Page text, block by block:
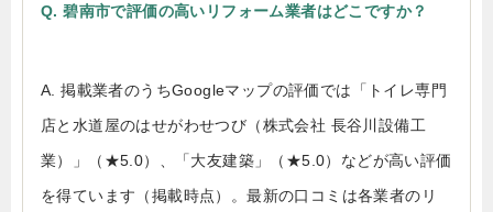
Q. 碧南市で評価の高いリフォーム業者はどこですか？
A. 掲載業者のうちGoogleマップの評価では「トイレ専門
店と水道屋のはせがわせつび（株式会社 長谷川設備工
業）」（★5.0）、「大友建築」（★5.0）などが高い評価
を得ています（掲載時点）。最新の口コミは各業者のリ